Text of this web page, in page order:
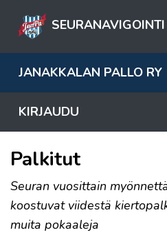
SEURANAVIGOINTI
JANAKKALAN PALLO RY
KIRJAUDU
Palkitut
Seuran vuosittain
koostuvat viidestä
muita pokaaleja